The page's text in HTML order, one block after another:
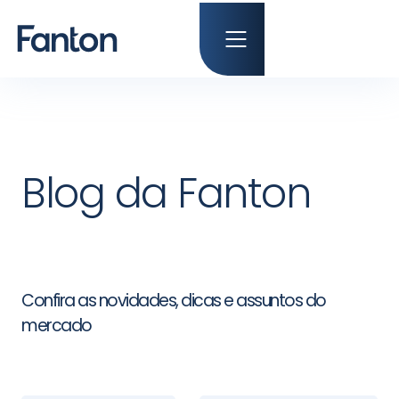
Blog da Fanton
Confira as novidades, dicas e assuntos do
mercado